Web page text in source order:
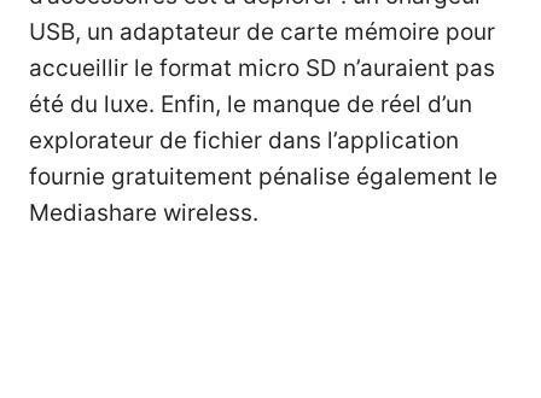
USB, un adaptateur de carte mémoire pour
accueillir le format micro SD n’auraient pas
été du luxe. Enfin, le manque de réel d’un
explorateur de fichier dans l’application
fournie gratuitement pénalise également le
Mediashare wireless.